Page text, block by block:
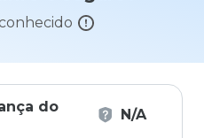
do
N/A